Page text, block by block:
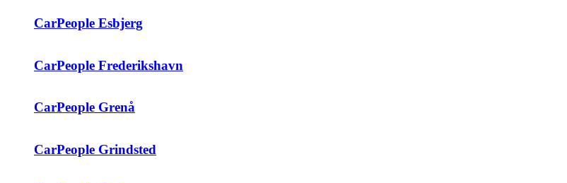
CarPeople Esbjerg
CarPeople Frederikshavn
CarPeople Grenå
CarPeople Grindsted